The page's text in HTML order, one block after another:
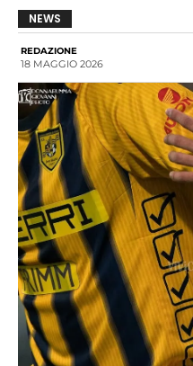
NEWS
REDAZIONE
18 MAGGIO 2026